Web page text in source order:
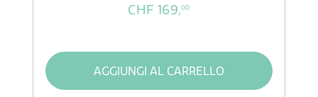
CHF 169,00
AGGIUNGI AL CARRELLO